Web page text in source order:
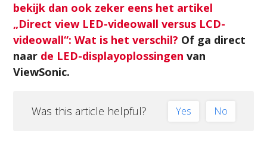
bekijk dan ook zeker eens het artikel
„Direct view LED-videowall versus LCD-
videowall“: Wat is het verschil? Of ga direct
naar de LED-displayoplossingen van
ViewSonic.
Was this article helpful? Yes No